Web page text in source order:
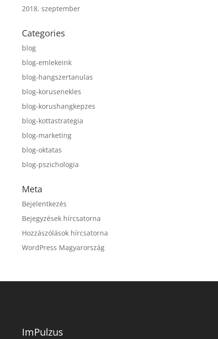
2018. szeptember
Categories
blog
blog-emlekeink
blog-hangszertanulas
blog-korusenekles
blog-korushangkepzes
blog-kottastrategia
blog-marketing
blog-oktatas
blog-pszichologia
Meta
Bejelentkezés
Bejegyzések hírcsatorna
Hozzászólások hírcsatorna
WordPress Magyarország
ImPulzus